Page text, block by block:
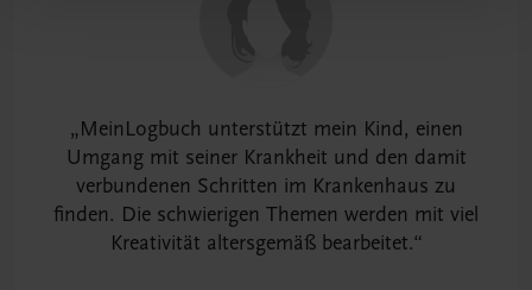
MeinLogbuch unterstützt mein Kind, einen
Umgang mit seiner Krankheit und den damit
verbundenen Schritten im Krankenhaus zu
finden. Die schwierigen Themen werden mit viel
Kreativität altersgemäß bearbeitet.